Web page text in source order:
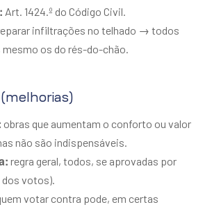
Art. 1424.º do Código Civil.
infiltrações no telhado → todos
os do rés-do-chão.
obras que aumentam o conforto ou valor
não são indispensáveis.
regra geral, todos, se aprovadas por
votos).
votar contra pode, em certas